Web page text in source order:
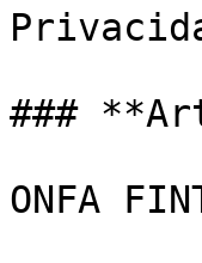
###
ONFA